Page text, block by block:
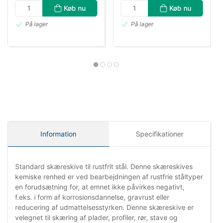
Køb nu
På lager
Køb nu
På lager
Information Specifikationer
Standard skæreskive til rustfrit stål. Denne skæreskives
kemiske renhed er ved bearbejdningen af rustfrie ståltyper
en forudsætning for, at emnet ikke påvirkes negativt,
f.eks. i form af korrosionsdannelse, gravrust eller
reducering af udmattelsesstyrken. Denne skæreskive er
velegnet til skæring af plader, profiler, rør, stave og